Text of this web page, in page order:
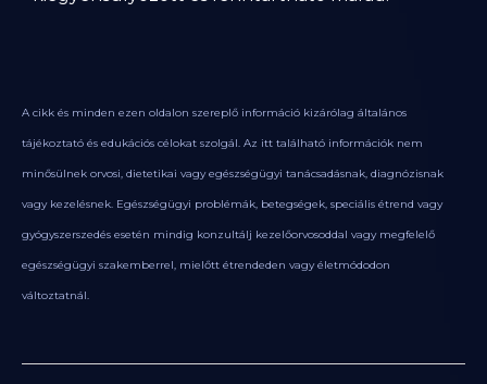
A cikk és minden ezen oldalon szereplő információ kizárólag általános
tájékoztató és edukációs célokat szolgál. Az itt található információk nem
minősülnek orvosi, dietetikai vagy egészségügyi tanácsadásnak, diagnózisnak
vagy kezelésnek. Egészségügyi problémák, betegségek, speciális étrend vagy
gyógyszerszedés esetén mindig konzultálj kezelőorvosoddal vagy megfelelő
egészségügyi szakemberrel, mielőtt étrendeden vagy életmódodon
változtatnál.